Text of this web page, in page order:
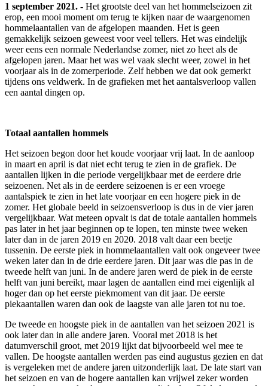
1 september 2021. - Het grootste deel van het hommelseizoen zit
erop, een mooi moment om terug te kijken naar de waargenomen
hommelaantallen van de afgelopen maanden. Het is geen
gemakkelijk seizoen geweest voor veel tellers. Het was eindelijk
weer eens een normale Nederlandse zomer, niet zo heet als de
afgelopen jaren. Maar het was wel vaak slecht weer, zowel in het
voorjaar als in de zomerperiode. Zelf hebben we dat ook gemerkt
tijdens ons veldwerk. In de grafieken met het aantalsverloop vallen
een aantal dingen op.
Totaal aantallen hommels
Het seizoen begon door het koude voorjaar vrij laat. In de aanloop
in maart en april is dat niet echt terug te zien in de grafiek. De
aantallen lijken in die periode vergelijkbaar met de eerdere drie
seizoenen. Net als in de eerdere seizoenen is er een vroege
aantalspiek te zien in het late voorjaar en een hogere piek in de
zomer. Het globale beeld in seizoensverloop is dus in de vier jaren
vergelijkbaar. Wat meteen opvalt is dat de totale aantallen hommels
pas later in het jaar beginnen op te lopen, ten minste twee weken
later dan in de jaren 2019 en 2020. 2018 valt daar een beetje
tussenin. De eerste piek in hommelaantallen valt ook ongeveer twee
weken later dan in de drie eerdere jaren. Dit jaar was die pas in de
tweede helft van juni. In de andere jaren werd de piek in de eerste
helft van juni bereikt, maar lagen de aantallen eind mei eigenlijk al
hoger dan op het eerste piekmoment van dit jaar. De eerste
piekaantallen waren dan ook de laagste van alle jaren tot nu toe.
De tweede en hoogste piek in de aantallen van het seizoen 2021 is
ook later dan in alle andere jaren. Vooral met 2018 is het
datumverschil groot, met 2019 lijkt dat bijvoorbeeld wel mee te
vallen. De hoogste aantallen werden pas eind augustus gezien en dat
is vergeleken met de andere jaren uitzonderlijk laat. De late start van
het seizoen en van de hogere aantallen kan vrijwel zeker worden